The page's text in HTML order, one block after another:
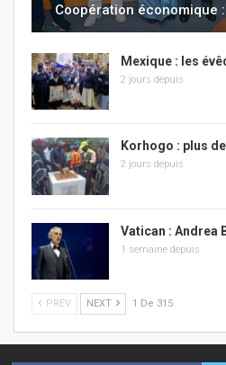
Coopération économique
Mexique : les
2 jours depuis
Korhogo : plus
2 jours depuis
Vatican : Andrea
1 semaine depuis
PREV NEXT 1 De 315